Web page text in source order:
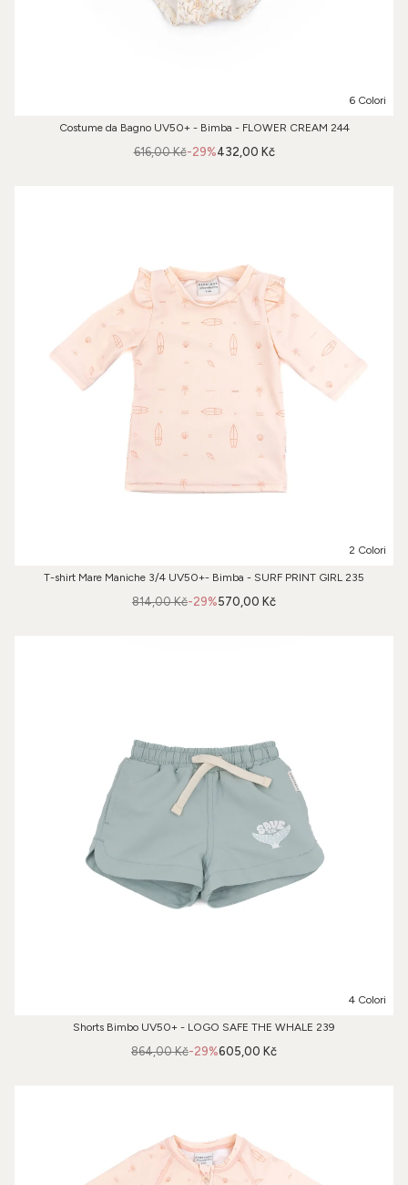
6 Colori
Costume da Bagno UV50+ - Bimba - FLOWER CREAM 244
-29%
616,00 Kč 432,00 Kč
2 Colori
T-shirt Mare Maniche 3/4 UV50+- Bimba - SURF PRINT GIRL 235
-29%
814,00 Kč 570,00 Kč
4 Colori
Shorts Bimbo UV50+ - LOGO SAFE THE WHALE 239
-29%
864,00 Kč 605,00 Kč